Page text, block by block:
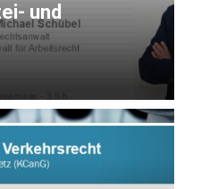
und